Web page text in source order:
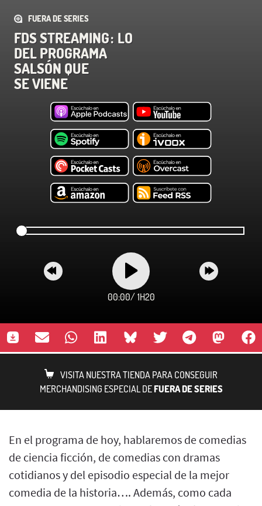
FUERA DE SERIES
FDS STREAMING : LO
DEL PROGRAMA
SALSÓN QUE
SE VIENE
00:00/ 1H20
VISITA NUESTRA TIENDA PARA CONSEGUIR
MERCHANDISING ESPECIAL DEFUERA DE SERIES
En el programa de hoy, hablaremos de comedias
de ciencia ficción, de comedias con dramas
cotidianos y del episodio especial de la mejor
comedia de la historia…. Además, como cada